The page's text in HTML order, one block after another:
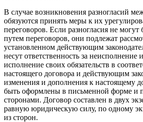
В случае возникновения разногласий
обязуются принять меры к их
переговоров. Если разногласия не
путем переговоров, они подлежат
установленном действующим
несут ответственность за
исполнение своих обязательств в
настоящего договора и действующим
изменения и дополнения к настоящему
быть оформлены в письменной форме и
сторонами. Договор составлен в двух
равную юридическую силу, по одному
из сторон.